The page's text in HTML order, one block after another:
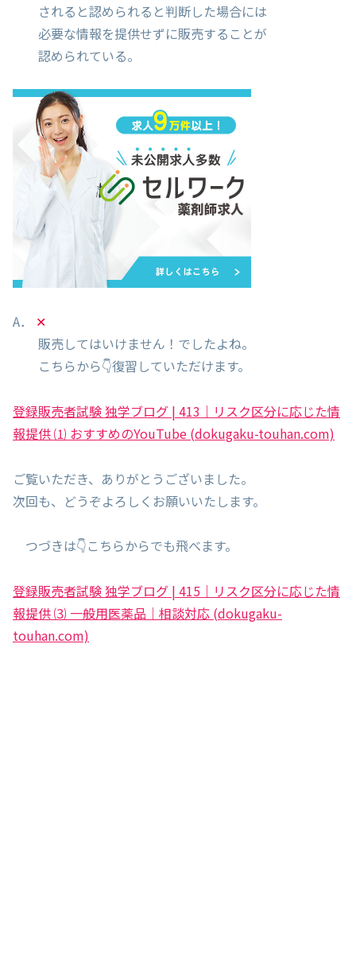
されると認められると判断した場合には
必要な情報を提供せずに販売することが
認められている。
A． ✕
販売してはいけません！でしたよね。
こちらから👇復習していただけます。
登録販売者試験 独学ブログ | 413｜リスク区分に応じた情
報提供 ⑴ おすすめのYouTube (dokugaku-touhan.com)
ご覧いただき、ありがとうございました。
次回も、どうぞよろしくお願いいたします。
つづきは👇こちらからでも飛べます。
登録販売者試験 独学ブログ | 415｜リスク区分に応じた情
報提供 ⑶ 一般用医薬品｜相談対応 (dokugaku-
touhan.com)